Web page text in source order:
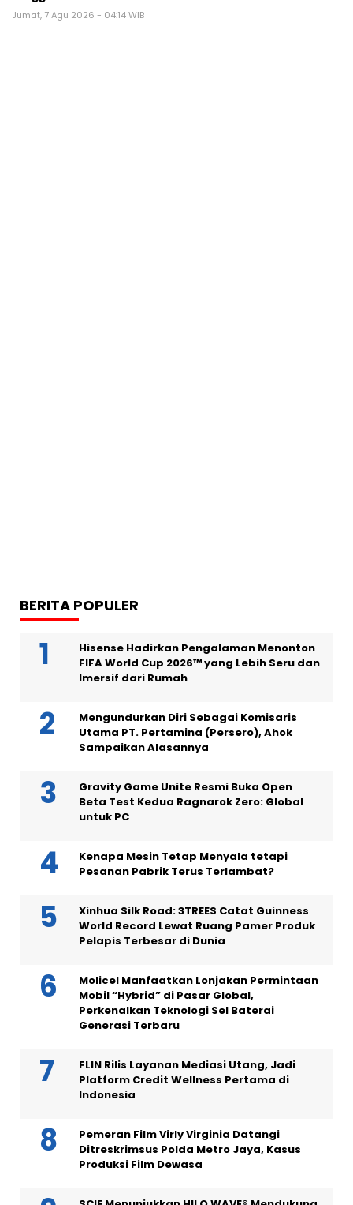
Jumat, 7 Agu 2026 - 04:14 WIB
BERITA POPULER
Hisense Hadirkan Pengalaman Menonton
FIFA World Cup 2026™ yang Lebih Seru dan
Imersif dari Rumah
Mengundurkan Diri Sebagai Komisaris
Utama PT. Pertamina (Persero), Ahok
Sampaikan Alasannya
Gravity Game Unite Resmi Buka Open
Beta Test Kedua Ragnarok Zero: Global
untuk PC
Kenapa Mesin Tetap Menyala tetapi
Pesanan Pabrik Terus Terlambat?
Xinhua Silk Road: 3TREES Catat Guinness
World Record Lewat Ruang Pamer Produk
Pelapis Terbesar di Dunia
Molicel Manfaatkan Lonjakan Permintaan
Mobil “Hybrid” di Pasar Global,
Perkenalkan Teknologi Sel Baterai
Generasi Terbaru
FLIN Rilis Layanan Mediasi Utang, Jadi
Platform Credit Wellness Pertama di
Indonesia
Pemeran Film Virly Virginia Datangi
Ditreskrimsus Polda Metro Jaya, Kasus
Produksi Film Dewasa